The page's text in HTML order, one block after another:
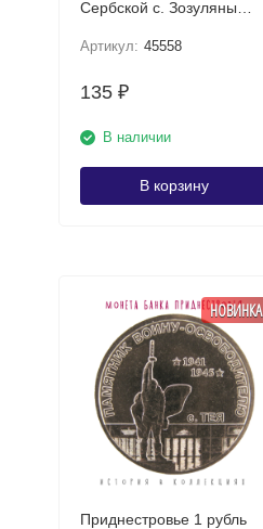
Сербской с. Зозуляны
монета
Артикул: 45558
135 ₽
В наличии
В корзину
НОВИНКА
Приднестровье 1 рубль